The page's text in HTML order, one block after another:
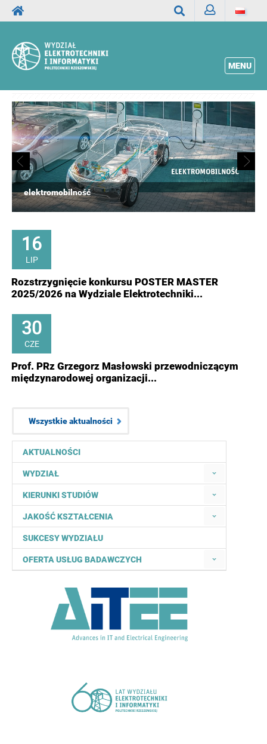
MENU
AKTUALNOŚCI
WYDZIAŁ
KIERUNKI STUDIÓW
JAKOŚĆ KSZTAŁCENIA
SUKCESY WYDZIAŁU
OFERTA USŁUG BADAWCZYCH
elektromobilność
16
LIP
Rozstrzygnięcie konkursu POSTER MASTER
2025/2026 na Wydziale Elektrotechniki...
30
CZE
Prof. PRz Grzegorz Masłowski przewodniczącym
międzynarodowej organizacji...
Wszystkie aktualności